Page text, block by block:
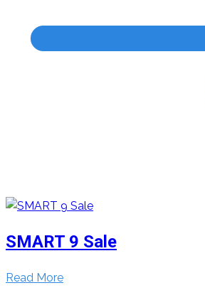
SMART 9 Sale
Read More